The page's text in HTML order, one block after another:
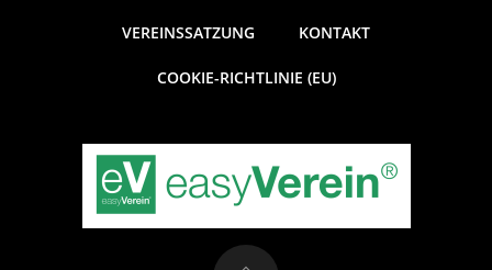
VEREINSSATZUNG KONTAKT
COOKIE-RICHTLINIE (EU)